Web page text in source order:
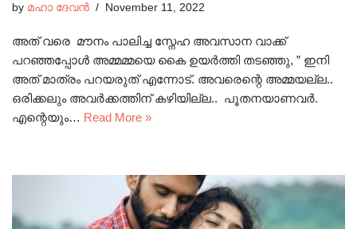
by മഹാ ദേവൻ November 11, 2022
അത് വരെ മൗനം പാലിച്ച സ്നേഹ അവസാന വാക്ക്
പറഞ്ഞപ്പോൾ അമ്മമ്മയെ കൈ ഉയർത്തി തടഞ്ഞു, ” ഇനി
അത് മാത്രം പറയരുത് എന്നോട്. അവരെന്റെ അമ്മയല്ല..
ഒരിക്കലും അവർക്കത്തിന് കഴിയില്ല.. പൂതനയാണവർ.
എന്റെയും… Read More »